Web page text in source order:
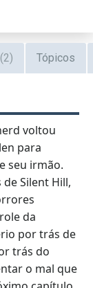
(2) Tópicos
voltou
para
seu irmão.
Silent Hill,
da
por trás de
trás do
o mal que